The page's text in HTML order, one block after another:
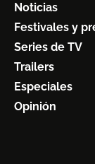
Noticias
Festivales y
Series de TV
Trailers
Especiales
Opinión